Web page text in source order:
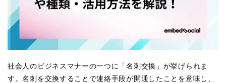
社会人のビジネスマナーの一つに「名刺交換」が挙げられま
す。名刺を交換することで連絡手段が開通したことを意味し、